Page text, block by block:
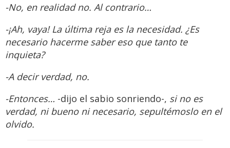
-No, en realidad no. Al contrario…
-¡Ah, vaya! La última reja es la necesidad. ¿Es
necesario hacerme saber eso que tanto te
inquieta?
-A decir verdad, no.
-Entonces… -dijo el sabio sonriendo-, si no es
verdad, ni bueno ni necesario, sepultémoslo en el
olvido.